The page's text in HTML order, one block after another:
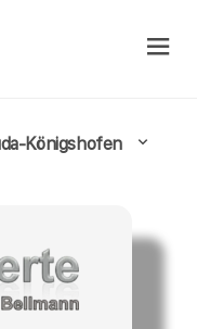
Königshofen